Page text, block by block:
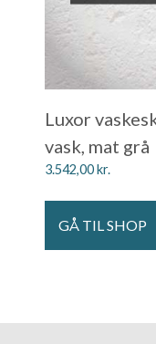
Luxor
vask, mat grå
3.542,00kr.
GÅ TIL SHOP